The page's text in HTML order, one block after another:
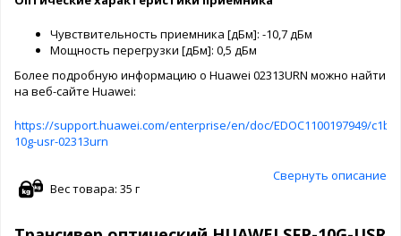
Чувствительность приемника [дБм]: -10,7 дБм
Мощность перегрузки [дБм]: 0,5 дБм
Более подробную информацию о Huawei 02313URN можно найти
на веб-сайте Huawei:
https://support.huawei.com/enterprise/en/doc/EDOC1100197949/
10g-usr-02313urn
Свернуть описание
Вес товара: 35 г